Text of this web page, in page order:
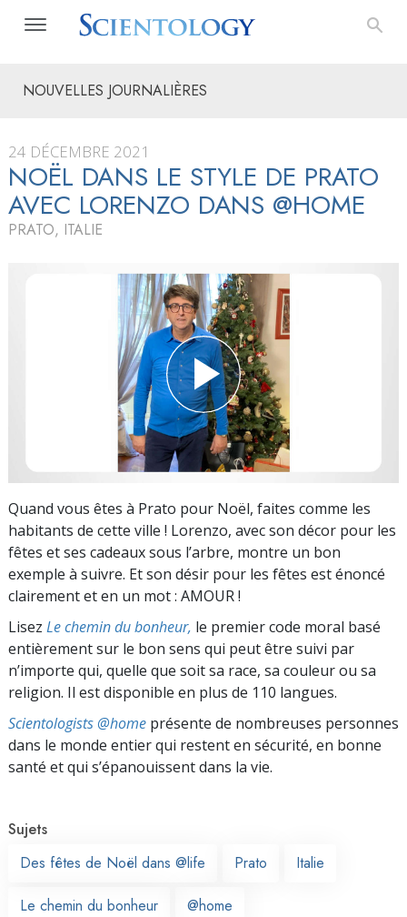
NOUVELLES JOURNALIÈRES
24 DÉCEMBRE 2021
NOËL DANS LE STYLE DE PRATO
AVEC LORENZO DANS @HOME
PRATO, ITALIE
Quand vous êtes à Prato pour Noël, faites comme les
habitants de cette ville ! Lorenzo, avec son décor pour les
fêtes et ses cadeaux sous l’arbre, montre un bon
exemple à suivre. Et son désir pour les fêtes est énoncé
clairement et en un mot : AMOUR !
Lisez Le chemin du bonheur, le premier code moral basé
entièrement sur le bon sens qui peut être suivi par
n’importe qui, quelle que soit sa race, sa couleur ou sa
religion. Il est disponible en plus de 110 langues.
Scientologists @home présente de nombreuses personnes
dans le monde entier qui restent en sécurité, en bonne
santé et qui s’épanouissent dans la vie.
Sujets
Des fêtes de Noël dans @life
Prato Italie
Le chemin du bonheur @home